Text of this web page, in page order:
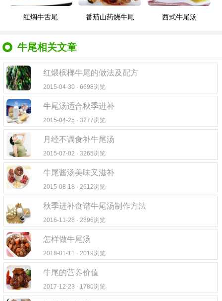
红焖牛舌尾 番茄山药烧牛尾 西式牛尾汤
牛尾相关文章
红煨槟榔牛尾的做法及配方
2015-04-30 · 6698浏览
牛尾汤适合秋季进补
2015-04-25 · 3277浏览
月经不调食补牛尾汤
2015-07-02 · 3265浏览
牛尾酱汤美味又滋补
2015-08-18 · 2612浏览
秋季进补食谱牛尾汤制作方法
2016-11-28 · 2896浏览
怎样做牛尾汤
2018-01-11 · 2019浏览
牛尾的营养价值
2017-12-23 · 1780浏览